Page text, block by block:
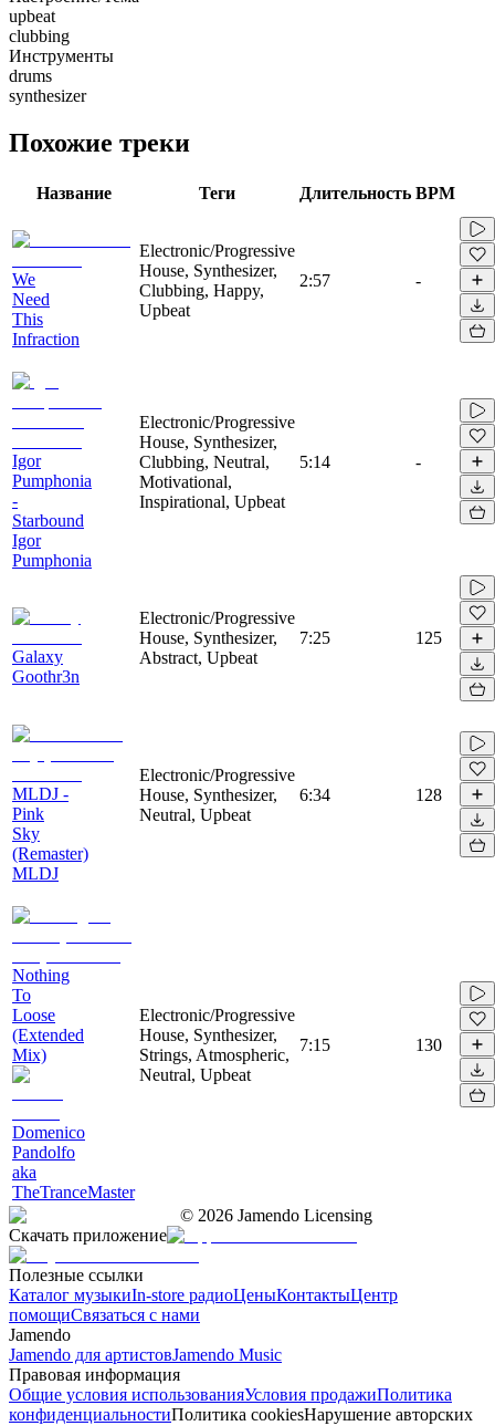
upbeat
clubbing
Инструменты
drums
synthesizer
Похожие треки
Название Теги Длительность BPM
We
Need
This
Infraction
Electronic/Progressive
House, Synthesizer,
Clubbing, Happy,
Upbeat
2:57 -
Igor
Pumphonia
-
Starbound
Igor
Pumphonia
Electronic/Progressive
House, Synthesizer,
Clubbing, Neutral,
Motivational,
Inspirational, Upbeat
5:14 -
Galaxy
Goothr3n
Electronic/Progressive
House, Synthesizer,
Abstract, Upbeat
7:25 125
MLDJ -
Pink
Sky
(Remaster)
MLDJ
Electronic/Progressive
House, Synthesizer,
Neutral, Upbeat
6:34 128
Nothing
To
Loose
(Extended
Mix)
Domenico
Pandolfo
aka
TheTranceMaster
Electronic/Progressive
House, Synthesizer,
Strings, Atmospheric,
Neutral, Upbeat
7:15 130
© 2026 Jamendo Licensing
Скачать приложение
Полезные ссылки
Каталог музыкиIn-store радиоЦеныКонтактыЦентр
помощиСвязаться с нами
Jamendo
Jamendo для артистовJamendo Music
Правовая информация
Общие условия использованияУсловия продажиПолитика
конфиденциальностиПолитика cookiesНарушение авторских